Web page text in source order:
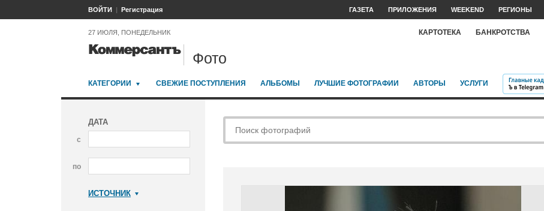
ВОЙТИ Регистрация ГАЗЕТА ПРИЛОЖЕНИЯ WEEKEND РЕГИОНЫ
27 ИЮЛЯ, ПОНЕДЕЛЬНИК КАРТОТЕКА БАНКРОТСТВА
Фото
КАТЕГОРИИ СВЕЖИЕ ПОСТУПЛЕНИЯ АЛЬБОМЫ ЛУЧШИЕ ФОТОГРАФИИ АВТОРЫ УСЛУГИ
ДАТА
с
по
ИСТОЧНИК